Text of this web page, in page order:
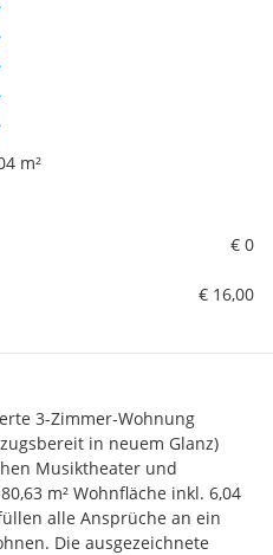
m²
€ 0
€ 16,00
3-Zimmer-Wohnung
in neuem Glanz)
Musiktheater und
m² Wohnfläche inkl. 6,04
alle Ansprüche an ein
Die ausgezeichnete